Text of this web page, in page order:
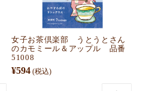
女子お茶倶楽部 うとうとさん
のカモミール＆アップル 品番
51008
¥594 (税込)